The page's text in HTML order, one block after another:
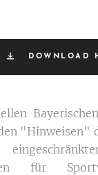
DOWNLOAD
"Hinweisen"
für